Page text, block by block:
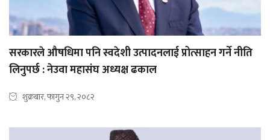
सरकारले औषधिमा पनि स्वदेशी उत्पादनलाई प्रोत्साहन गर्ने नीति
लिनुपर्छ : नेउवा महासंघ अध्यक्ष ढकाल
शुक्रबार, फागुन २९, २०८२